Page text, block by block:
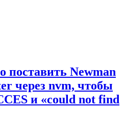
поставить Newman
через nvm, чтобы
и «could not find